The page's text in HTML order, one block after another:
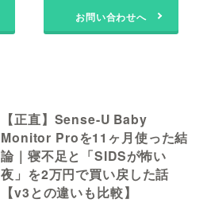
お問い合わせへ
【正直】Sense-U Baby
Monitor Proを11ヶ月使った結
論｜寝不足と「SIDSが怖い
夜」を2万円で買い戻した話
【v3との違いも比較】